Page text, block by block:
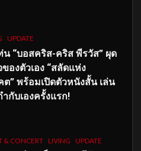
UPDATE
น “บอสคริส-คริส พีรวัส” ผุด
องตัวเอง “สลัดแห่ง
ต” พร้อมเปิดตัวหนังสั้น เล่น
ำกับเองครั้งแรก!
& CONCERT LIVING UPDATE